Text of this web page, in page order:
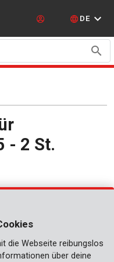
DE
- 2 St.
die Webseite reibungslos
über deine